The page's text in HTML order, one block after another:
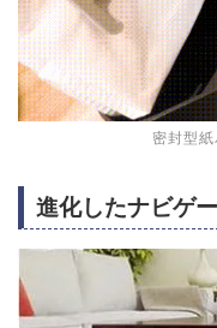
密封型
進化したナビゲ